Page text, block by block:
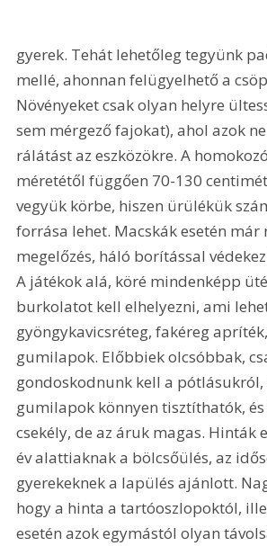
gyerek. Tehát lehetőleg tegyünk
mellé, ahonnan felügyelhető a
Növényeket csak olyan helyre
sem mérgező fajokat), ahol azok
rálátást az eszközökre. A
méretétől függően 70-130
vegyük körbe, hiszen ürülékük
forrása lehet. Macskák esetén már
megelőzés, háló borítással
A játékok alá, köré mindenképp
burkolatot kell elhelyezni, ami
gyöngykavicsréteg, fakéreg
gumilapok. Előbbiek olcsóbbak,
gondoskodnunk kell a pótlásukról,
gumilapok könnyen tisztíthatók,
csekély, de az áruk magas. Hinták
év alattiaknak a bölcsőülés, az
gyerekeknek a lapülés ajánlott.
hogy a hinta a tartóoszlopoktól,
esetén azok egymástól olyan